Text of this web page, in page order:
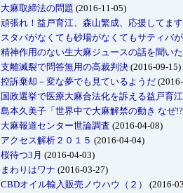
大麻取締法の問題 (2016-11-05)
頑張れ！益戸育江、森山繁成、応援してます
スタバがなくても砂場がなくてもサティバ
精神作用のない生大麻ジュースの話を聞い
支離滅裂で問答無用の高裁判決 (2016-09-15)
控訴棄却－変な夢でも見ているようだ
国政選挙で医療大麻合法化を訴える益戸育
島本久美子「世界中で大麻解禁の動き なぜ
大麻報道センター世論調査 (2016-04-08)
アクセス解析２０１５ (2016-04-04)
桜待つ3月 (2016-04-03)
まわりはワナ (2016-03-27)
CBDオイル輸入販売ノウハウ（２）
(2016-